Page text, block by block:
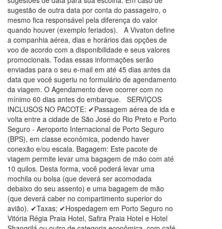
sugestão de outra data por conta do passageiro, o
mesmo fica responsável pela diferença do valor
quando houver (exemplo feriados). A Vivaton define
a companhia aérea, dias e horários das opções de
voo de acordo com a disponibilidade e seus valores
promocionais. Todas essas informações serão
enviadas para o seu e-mail em até 45 dias antes da
data que você sugeriu no formulário de agendamento
da viagem. O Agendamento deve ocorrer com no
mínimo 60 dias antes do embarque. SERVIÇOS
INCLUSOS NO PACOTE: ✔Passagem aérea de ida e
volta entre a cidade de São José do Rio Preto e Porto
Seguro - Aeroporto Internacional de Porto Seguro
(BPS), em classe econômica, podendo haver
conexão e/ou escala. Bagagem: Este pacote de
viagem permite levar uma bagagem de mão com até
10 quilos. Desta forma, você poderá levar uma
mochila ou bolsa (que deverá ser acomodada
debaixo do seu assento) e uma bagagem de mão
(que deverá caber no compartimento superior do
avião). ✔Taxas; ✔Hospedagem em Porto Seguro no
Vitória Régia Praia Hotel, Safira Praia Hotel e Hotel